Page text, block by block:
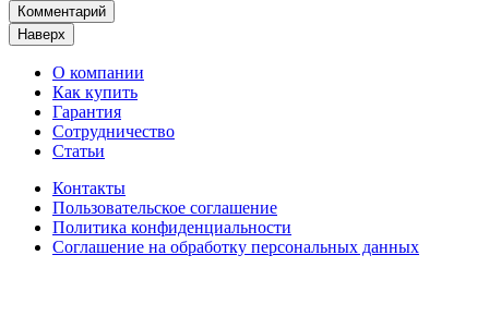
Комментарий
Наверх
О компании
Как купить
Гарантия
Сотрудничество
Статьи
Контакты
Пользовательское соглашение
Политика конфиденциальности
Соглашение на обработку персональных данных